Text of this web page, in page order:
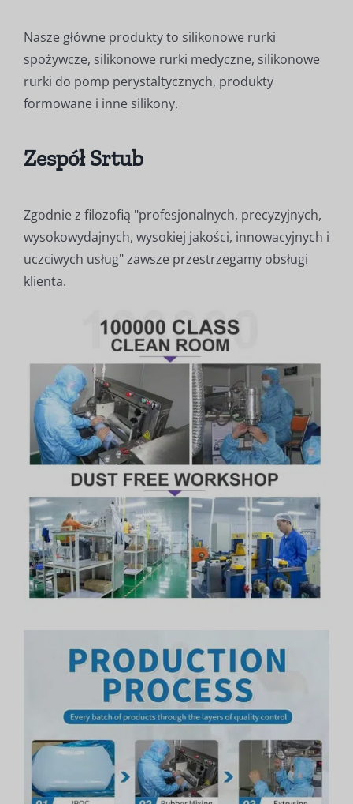
Nasze główne produkty to silikonowe rurki
spożywcze, silikonowe rurki medyczne, silikonowe
rurki do pomp perystaltycznych, produkty
formowane i inne silikony.
Zespół Srtub
Zgodnie z filozofią "profesjonalnych, precyzyjnych,
wysokowydajnych, wysokiej jakości, innowacyjnych i
uczciwych usług" zawsze przestrzegamy obsługi
klienta.